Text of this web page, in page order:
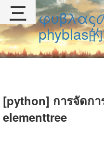
φυβλας
phyblas
[python] การจัดกา
elementtree
三